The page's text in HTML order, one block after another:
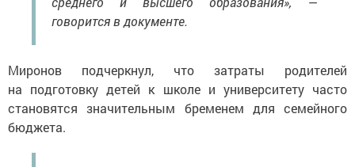
говорится в документе.
Миронов подчеркнул, что затраты родителей
на подготовку детей к школе и университету часто
становятся значительным бременем для семейного
бюджета.